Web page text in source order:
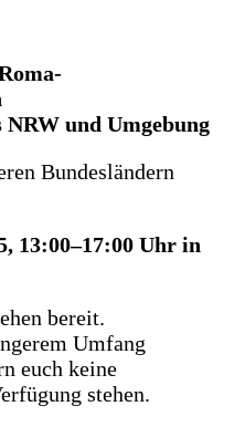
NRW und Umgebung
Bundesländern
13:00–17:00 Uhr in
bereit.
Umfang
euch keine
stehen.